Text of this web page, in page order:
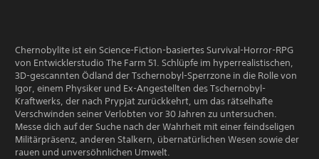
Chernobylite ist ein Science-Fiction-basiertes Survival-Horror-RPG
von Entwicklerstudio The Farm 51. Schlüpfe im hyperrealistischen,
3D-gescannten Ödland der Tschernobyl-Sperrzone in die Rolle von
Igor, einem Physiker und Ex-Angestellten des Tschernobyl-
Kraftwerks, der nach Prypjat zurückkehrt, um das rätselhafte
Verschwinden seiner Verlobten vor 30 Jahren zu untersuchen.
Messe dich auf der Suche nach der Wahrheit mit einer feindseligen
Militärpräsenz, anderen Stalkern, übernatürlichen Wesen sowie der
rauen und unversöhnlichen Umwelt.